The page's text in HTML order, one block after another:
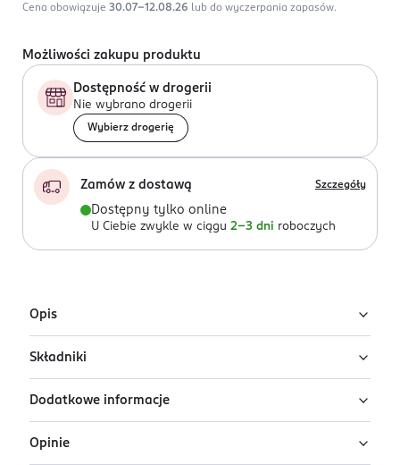
Cena obowiązuje 30.07-12.08.26 lub do wyczerpania zapasów.
Możliwości zakupu produktu
Dostępność w drogerii
Nie wybrano drogerii
Wybierz drogerię
Zamów z dostawą Szczegóły
Dostępny tylko online
U Ciebie zwykle w ciągu 2-3 dni roboczych
Opis
Olejek do włosów Schwarzkopf Oil Ultime został
stworzony z wykorzystaniem 100% naturalnego,
oczyszczonego olejku z opuncji figowej. Intensywnie
pielęgnuje, odżywia i regeneruje włosy, bez ich
obciążania.
Składniki
Ingredients: Dimethicone, Dimethiconol, Prunus
Armeniaca (Apricot) Kernel Oil, Opuntia Ficus-Indica
Seed Oil, Parfum (Fragrance), Linalool, Trisiloxane,
Dodatkowe informacje
PRZYGOTOWANIE I STOSOWANIE
Opinie